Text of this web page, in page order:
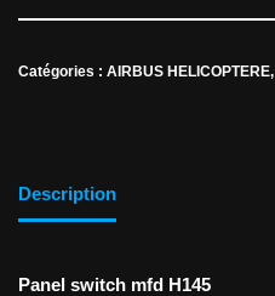
Catégories : AIRBUS HELICOPTERE,
Description
Panel switch mfd H145